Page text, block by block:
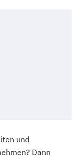
und
Dann